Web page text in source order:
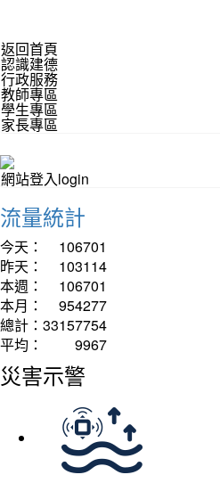
返回首頁
認識建德
行政服務
教師專區
學生專區
家長專區
網站登入login
流量統計
今天：
106701
昨天：
103114
本週：
106701
本月：
954277
總計： 33157754
平均：
9967
災害示警